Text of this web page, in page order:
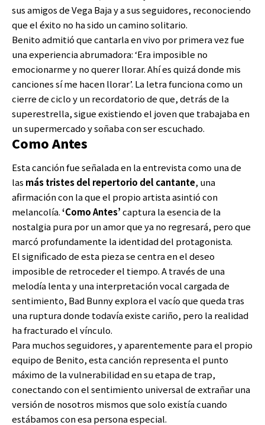
sus amigos de Vega Baja y a sus seguidores, reconociendo
que el éxito no ha sido un camino solitario.
Benito admitió que cantarla en vivo por primera vez fue
una experiencia abrumadora: ‘Era imposible no
emocionarme y no querer llorar. Ahí es quizá donde mis
canciones sí me hacen llorar’. La letra funciona como un
cierre de ciclo y un recordatorio de que, detrás de la
superestrella, sigue existiendo el joven que trabajaba en
un supermercado y soñaba con ser escuchado.
Como Antes
Esta canción fue señalada en la entrevista como una de
las más tristes del repertorio del cantante, una
afirmación con la que el propio artista asintió con
melancolía.‘Como Antes’captura la esencia de la
nostalgia pura por un amor que ya no regresará, pero que
marcó profundamente la identidad del protagonista.
El significado de esta pieza se centra en el deseo
imposible de retroceder el tiempo. A través de una
melodía lenta y una interpretación vocal cargada de
sentimiento, Bad Bunny explora el vacío que queda tras
una ruptura donde todavía existe cariño, pero la realidad
ha fracturado el vínculo.
Para muchos seguidores, y aparentemente para el propio
equipo de Benito, esta canción representa el punto
máximo de la vulnerabilidad en su etapa de trap,
conectando con el sentimiento universal de extrañar una
versión de nosotros mismos que solo existía cuando
estábamos con esa persona especial.